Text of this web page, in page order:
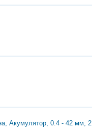
Акумулятор, 0.4 - 42 мм, 2